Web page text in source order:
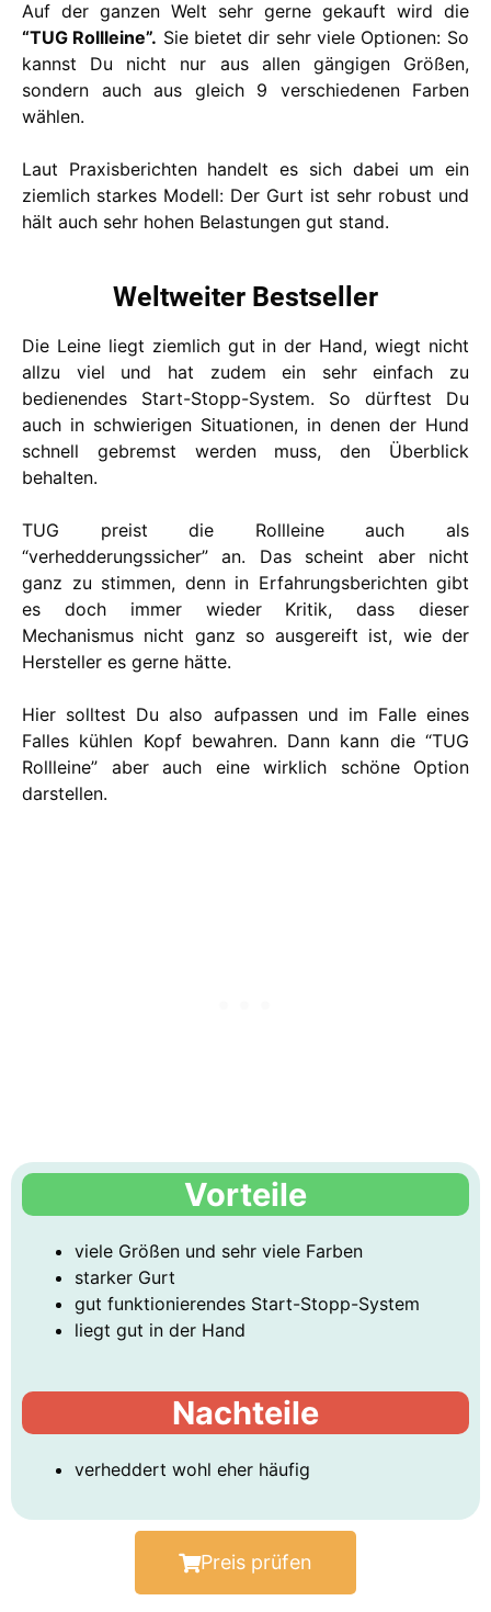
Auf der ganzen Welt sehr gerne gekauft wird die
“TUG Rollleine”. Sie bietet dir sehr viele Optionen: So
kannst Du nicht nur aus allen gängigen Größen,
sondern auch aus gleich 9 verschiedenen Farben
wählen.
Laut Praxisberichten handelt es sich dabei um ein
ziemlich starkes Modell: Der Gurt ist sehr robust und
hält auch sehr hohen Belastungen gut stand.
Weltweiter Bestseller
Die Leine liegt ziemlich gut in der Hand, wiegt nicht
allzu viel und hat zudem ein sehr einfach zu
bedienendes Start-Stopp-System. So dürftest Du
auch in schwierigen Situationen, in denen der Hund
schnell gebremst werden muss, den Überblick
behalten.
TUG preist die Rollleine auch als
“verhedderungssicher” an. Das scheint aber nicht
ganz zu stimmen, denn in Erfahrungsberichten gibt
es doch immer wieder Kritik, dass dieser
Mechanismus nicht ganz so ausgereift ist, wie der
Hersteller es gerne hätte.
Hier solltest Du also aufpassen und im Falle eines
Falles kühlen Kopf bewahren. Dann kann die “TUG
Rollleine” aber auch eine wirklich schöne Option
darstellen.
Vorteile
viele Größen und sehr viele Farben
starker Gurt
gut funktionierendes Start-Stopp-System
liegt gut in der Hand
Nachteile
verheddert wohl eher häufig
Preis prüfen